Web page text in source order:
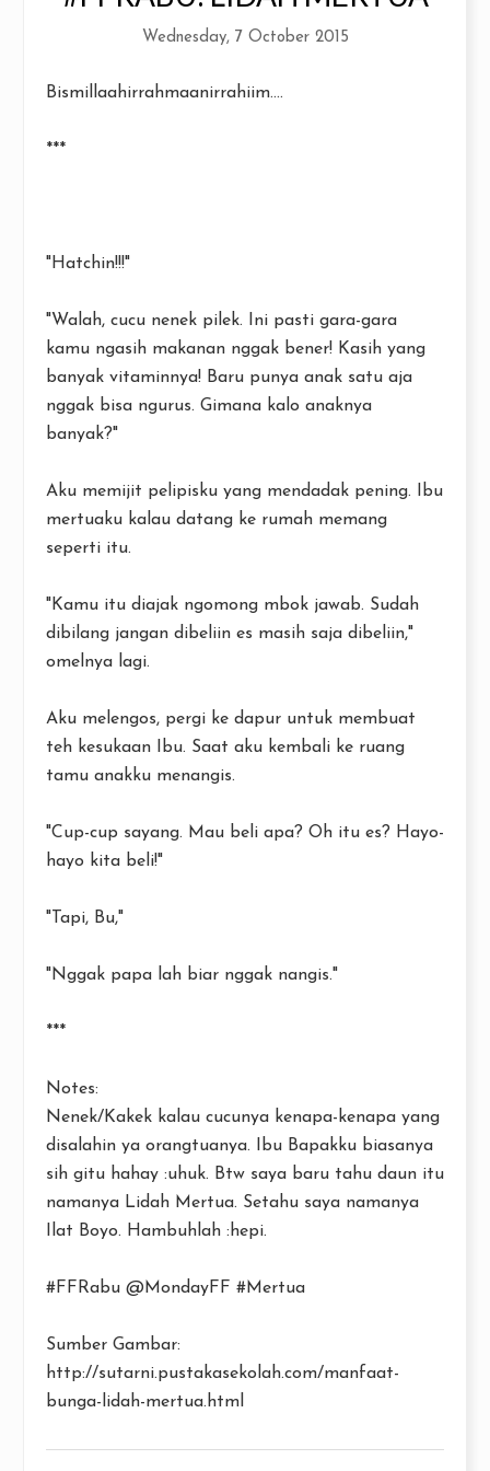
Wednesday, 7 October 2015
Bismillaahirrahmaanirrahiim....
***
"Hatchin!!!"
"Walah, cucu nenek pilek. Ini pasti gara-gara
kamu ngasih makanan nggak bener! Kasih yang
banyak vitaminnya! Baru punya anak satu aja
nggak bisa ngurus. Gimana kalo anaknya
banyak?"
Aku memijit pelipisku yang mendadak pening. Ibu
mertuaku kalau datang ke rumah memang
seperti itu.
"Kamu itu diajak ngomong mbok jawab. Sudah
dibilang jangan dibeliin es masih saja dibeliin,"
omelnya lagi.
Aku melengos, pergi ke dapur untuk membuat
teh kesukaan Ibu. Saat aku kembali ke ruang
tamu anakku menangis.
"Cup-cup sayang. Mau beli apa? Oh itu es? Hayo-
hayo kita beli!"
"Tapi, Bu,"
"Nggak papa lah biar nggak nangis."
***
Notes:
Nenek/Kakek kalau cucunya kenapa-kenapa yang
disalahin ya orangtuanya. Ibu Bapakku biasanya
sih gitu hahay :uhuk. Btw saya baru tahu daun itu
namanya Lidah Mertua. Setahu saya namanya
Ilat Boyo. Hambuhlah :hepi.
#FFRabu @MondayFF #Mertua
Sumber Gambar:
http://sutarni.pustakasekolah.com/manfaat-
bunga-lidah-mertua.html